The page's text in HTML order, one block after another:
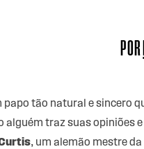
POR
papo tão natural e sincero
alguém traz suas opiniões
, um alemão mestre